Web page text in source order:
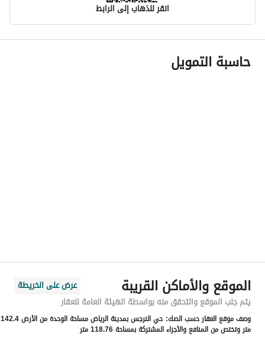
انقر للذهاب إلى الرابط
معلومات مسؤول الإعلان
اسم المسؤول
رقم المبنى
7235
الرقم الاضافي
3937
حاسبة التمويل
الموقع والأماكن القريبة
عرض على الخريطة
يتم جلب الموقع والتحقق منه بواسطة الهيئة العامة للعقار
وصف موقع العقار حسب الصك:
حي النرجس بمدينة الرياض مساحة الوحدة من الأرض 142.4
متر وتختص من المنافع والأجزاء المشتركة بمساحة 118.76 متر